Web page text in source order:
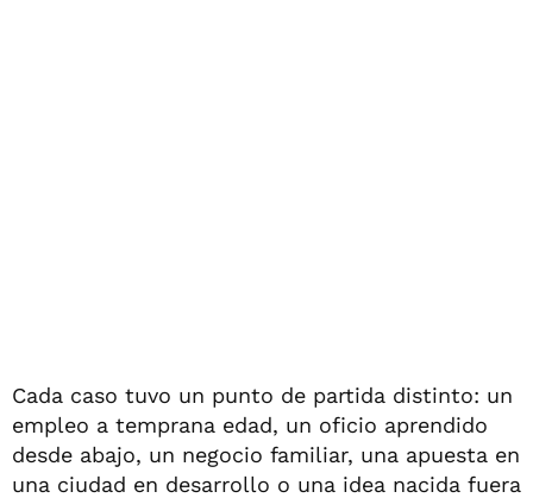
Cada caso tuvo un punto de partida distinto: un
empleo a temprana edad, un oficio aprendido
desde abajo, un negocio familiar, una apuesta en
una ciudad en desarrollo o una idea nacida fuera